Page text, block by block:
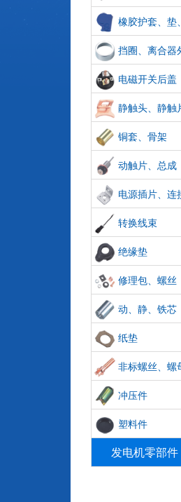
橡胶护套、垫
挡圈、离合器
电磁开关后盖
静触头、静触
铜套、骨架
动触片、总成
电源插片、连
转换线束
绝缘垫
修理包、螺丝
动、静、铁芯
纸垫
非标螺丝、螺
冲压件
塑料件
发电机零部件